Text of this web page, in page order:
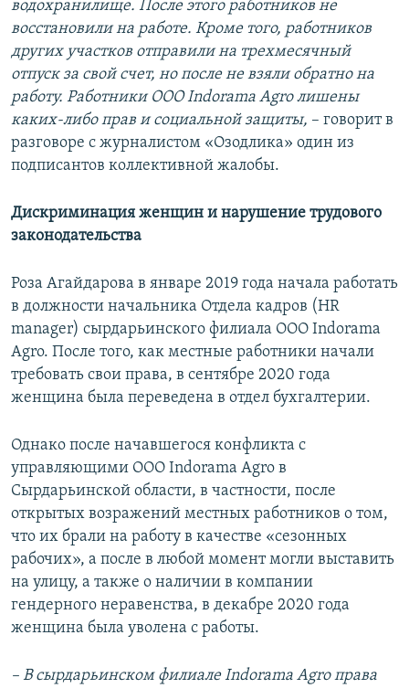
водохранилище. После этого работников не
восстановили на работе. Кроме того, работников
других участков отправили на трехмесячный
отпуск за свой счет, но после не взяли обратно на
работу. Работники ООО Indorama Agro лишены
каких-либо прав и социальной защиты, – говорит в
разговоре с журналистом «Озодлика» один из
подписантов коллективной жалобы.
Дискриминация женщин и нарушение трудового
законодательства
Роза Агайдарова в январе 2019 года начала работать
в должности начальника Отдела кадров (HR
manager) сырдарьинского филиала ООО Indorama
Agro. После того, как местные работники начали
требовать свои права, в сентябре 2020 года
женщина была переведена в отдел бухгалтерии.
Однако после начавшегося конфликта с
управляющими ООО Indorama Agro в
Сырдарьинской области, в частности, после
открытых возражений местных работников о том,
что их брали на работу в качестве «сезонных
рабочих», а после в любой момент могли выставить
на улицу, а также о наличии в компании
гендерного неравенства, в декабре 2020 года
женщина была уволена с работы.
– В сырдарьинском филиале Indorama Agro ​права